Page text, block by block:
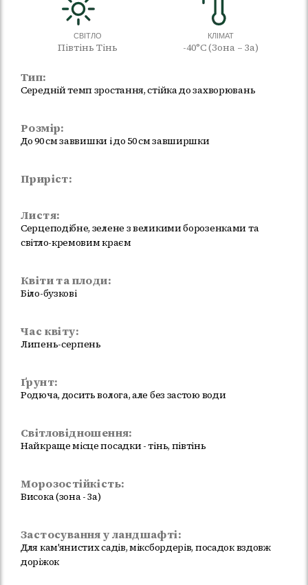
СВІТЛО
Півтінь Тінь
КЛІМАТ
-40°C (Зона – 3а)
Тип:
Середній темп зростання, стійка до захворювань
Розмір:
До 90 см заввишки і до 50 см завширшки
Приріст:
Листя:
Серцеподібне, зелене з великими борозенками та
світло-кремовим краєм
Квіти та плоди:
Біло-бузкові
Час квіту:
Липень-серпень
Ґрунт:
Родюча, досить волога, але без застою води
Світловідношення:
Найкраще місце посадки - тінь, півтінь
Морозостійкість:
Висока (зона - 3а)
Застосування у ландшафті:
Для кам'янистих садів, міксбордерів, посадок вздовж
доріжок